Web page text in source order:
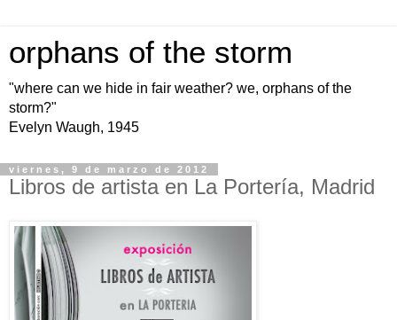
orphans of the storm
"where can we hide in fair weather? we, orphans of the
storm?"
Evelyn Waugh, 1945
viernes, 9 de marzo de 2012
Libros de artista en La Portería, Madrid